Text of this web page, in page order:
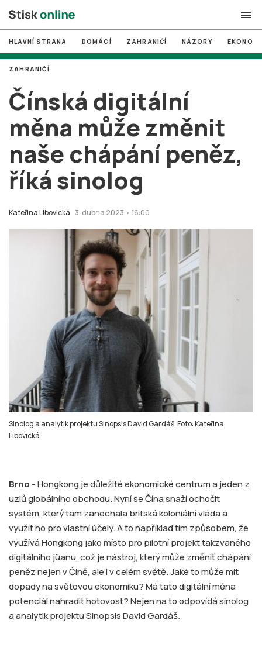
search
# MUNI
# Brno
# volby
login PŘIHLÁSIT SE
Zapomněli jste heslo?
HLAVNÍ STRANA DOMÁCÍ ZAHRANIČÍ NÁZORY
Čínská digitální
měna může změnit
naše chápání peněz,
říká sinolog
Kateřina Libovická 3. dubna 2023 • 16:00
ZAHRANIČÍ
Sinolog a analytik projektu Sinopsis David Gardáš. Foto: Kateřina
Libovická
Brno -Hongkong je důležité ekonomické centrum a jeden z
uzlů globálního obchodu. Nyní se Čína snaží ochočit
systém, který tam zanechala britská koloniální vláda a
využít ho pro vlastní účely. A to například tím způsobem, že
využívá Hongkong jako místo pro pilotní projekt takzvaného
digitálního jüanu, což je nástroj, který může změnit chápání
peněz nejen v Číně, ale i v celém světě. Jaké to může mít
dopady na světovou ekonomiku? Má tato digitální měna
potenciál nahradit hotovost? Nejen na to odpovídá sinolog
a analytik projektu Sinopsis David Gardáš.